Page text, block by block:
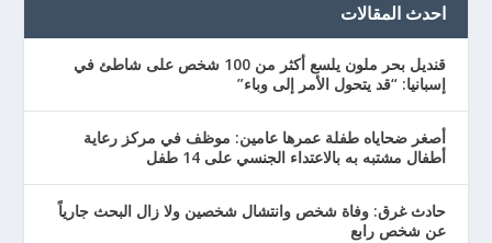
احدث المقالات
قنديل بحر ملون يلسع أكثر من 100 شخص على شاطئ في
إسبانيا: “قد يتحول الأمر إلى وباء”
أصغر ضحاياه طفلة عمرها عامين: موظف في مركز رعاية
أطفال مشتبه به بالاعتداء الجنسي على 14 طفل
حادث غرق: وفاة شخص وانتشال شخصين ولا زال البحث جارياً
عن شخص رابع